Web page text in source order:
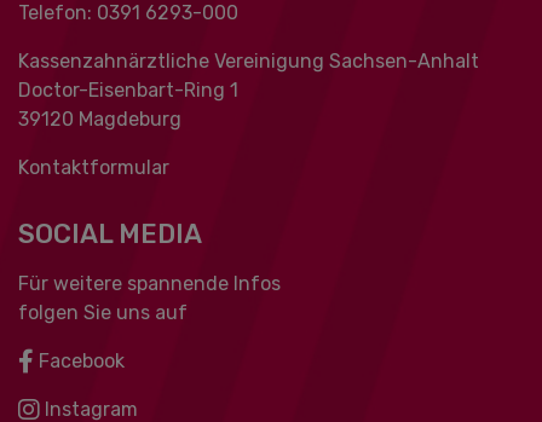
Telefon: 0391 ‍6293-000
Kassenzahnärztliche Vereinigung Sachsen-Anhalt
Doctor-Eisenbart-Ring 1
39120 Magdeburg
Kontaktformular
SOCIAL MEDIA
Für weitere spannende Infos
folgen Sie uns auf
Facebook
Instagram